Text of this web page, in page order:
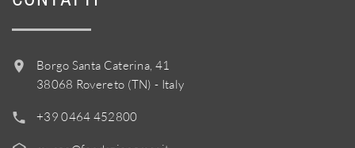
Borgo Santa Caterina, 41
38068 Rovereto (TN) - Italy
+39 0464 452800